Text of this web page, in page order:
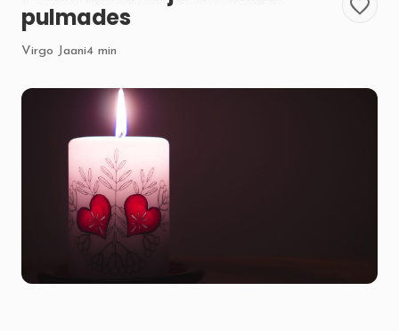
pulmades
Virgo Jaani4 min